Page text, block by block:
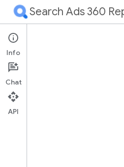
Search Ads 360
Versionshinweise
RPC
Info
Chat
API